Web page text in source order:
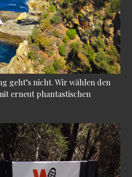
geht’s nicht. Wir wählen den
erneut phantastischen